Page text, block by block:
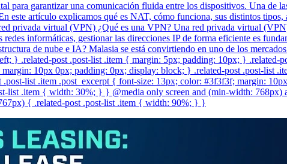
para garantizar una comunicación fluida entre los dispositivos. Una de
este artículo explicamos qué es NAT, cómo funciona, sus distintos
privada virtual (VPN) ¿Qué es una VPN? Una red privada virtual
informáticas, gestionar las direcciones IP de forma eficiente es
de nube e IA? Malasia se está convirtiendo en uno de los
} .related-post .post-list .item { margin: 5px; padding: 10px; } .related-
10px 0px; padding: 0px; display: block; } .related-post .post-list
list .item .post_excerpt { font-size: 13px; color: #3f3f3f; margin:
list .item { width: 30%; } } @media only screen and (min-width:
{ .related-post .post-list .item { width: 90%; } }